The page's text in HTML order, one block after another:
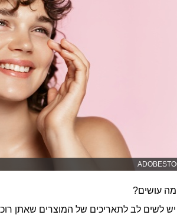
מה עושים?
יש לשים לב לתאריכים של המוצרים שאתן